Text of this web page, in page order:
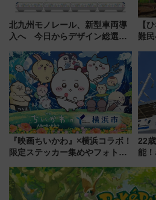
北九州モノレール、新型車両導
入へ 今日からデザイン総選挙
【
難
ロ
『映画ちいかわ』×横浜コラボ！
限定ステッカー集めやフォトス
いを満喫しよう（花火鑑賞会応
募は7/12まで！）
22
能
よ